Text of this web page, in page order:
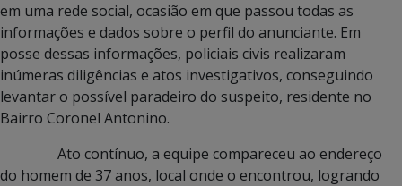
em uma rede social, ocasião em que passou todas as
informações e dados sobre o perfil do anunciante. Em
posse dessas informações, policiais civis realizaram
inúmeras diligências e atos investigativos, conseguindo
levantar o possível paradeiro do suspeito, residente no
Bairro Coronel Antonino.
Ato contínuo, a equipe compareceu ao endereço
do homem de 37 anos, local onde o encontrou, logrando